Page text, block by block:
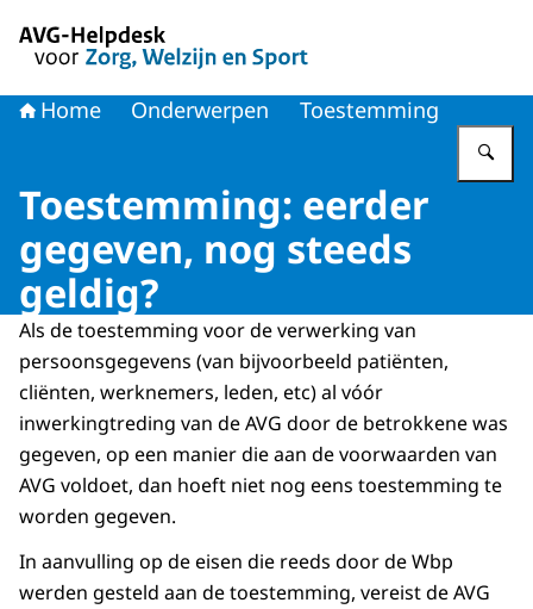
Home Onderwerpen Toestemming
Toestemming: eerder
gegeven, nog steeds
geldig?
Als de toestemming voor de verwerking van
persoonsgegevens (van bijvoorbeeld patiënten,
cliënten, werknemers, leden, etc) al vóór
inwerkingtreding van de AVG door de betrokkene was
gegeven, op een manier die aan de voorwaarden van
AVG voldoet, dan hoeft niet nog eens toestemming te
worden gegeven.
In aanvulling op de eisen die reeds door de Wbp
werden gesteld aan de toestemming, vereist de AVG